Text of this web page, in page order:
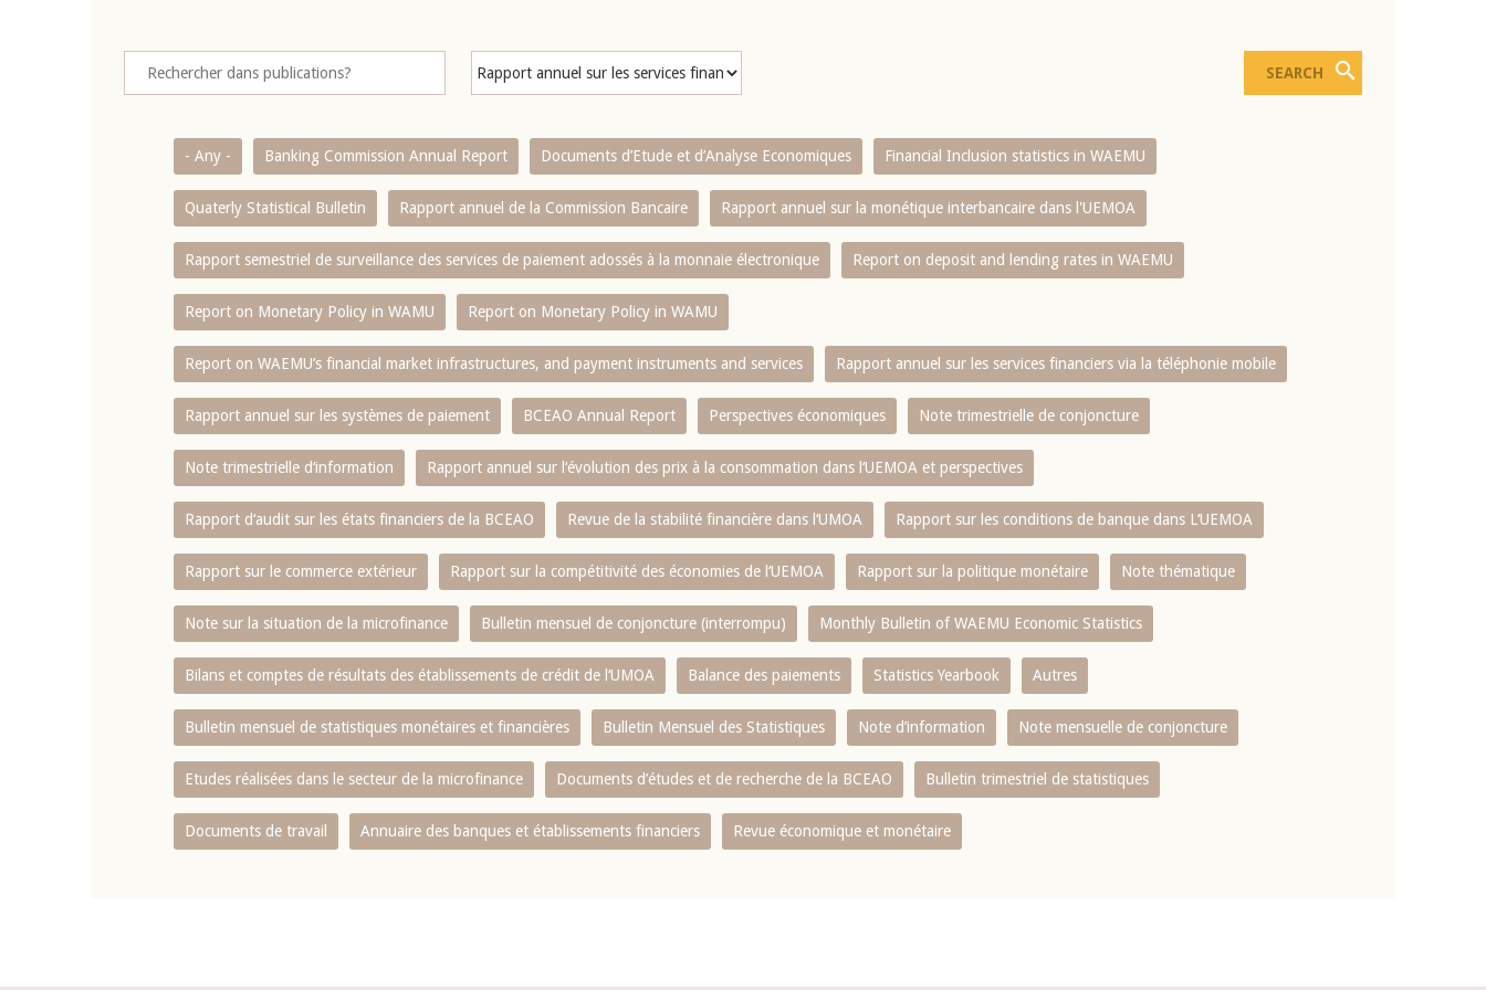
- Any - Banking Commission Annual Report Documents d’Etude et d’Analyse Economiques Financial Inclusion statistics in WAEMU
Quaterly Statistical Bulletin Rapport annuel de la Commission Bancaire Rapport annuel sur la monétique interbancaire dans l'UEMOA
Rapport semestriel de surveillance des services de paiement adossés à la monnaie électronique Report on deposit and lending rates in WAEMU
Report on Monetary Policy in WAMU Report on Monetary Policy in WAMU
Report on WAEMU’s financial market infrastructures, and payment instruments and services Rapport annuel sur les services financiers via la téléphonie mobile
Rapport annuel sur les systèmes de paiement BCEAO Annual Report Perspectives économiques Note trimestrielle de conjoncture
Note trimestrielle d‘information Rapport annuel sur l‘évolution des prix à la consommation dans l‘UEMOA et perspectives
Rapport d‘audit sur les états financiers de la BCEAO Revue de la stabilité financière dans l‘UMOA Rapport sur les conditions de banque dans L‘UEMOA
Rapport sur le commerce extérieur Rapport sur la compétitivité des économies de l‘UEMOA Rapport sur la politique monétaire Note thématique
Note sur la situation de la microfinance Bulletin mensuel de conjoncture (interrompu) Monthly Bulletin of WAEMU Economic Statistics
Bilans et comptes de résultats des établissements de crédit de l‘UMOA Balance des paiements Statistics Yearbook Autres
Bulletin mensuel de statistiques monétaires et financières Bulletin Mensuel des Statistiques Note d’information Note mensuelle de conjoncture
Etudes réalisées dans le secteur de la microfinance Documents d’études et de recherche de la BCEAO Bulletin trimestriel de statistiques
Documents de travail Annuaire des banques et établissements financiers Revue économique et monétaire